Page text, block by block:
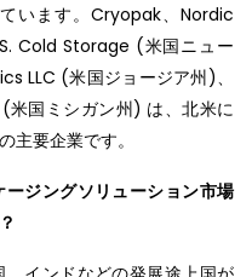
います。Cryopak、Nordic
Cold Storage (米国ニュー
LLC (米国ジョージア州)、
(米国ミシガン州) は、北米に
主要企業です。
ジングソリューション市場